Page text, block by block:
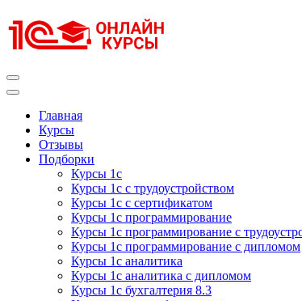
к
содержимому
Главная
Курсы
Отзывы
Подборки
Курсы 1с
Курсы 1с с трудоустройством
Курсы 1с с сертификатом
Курсы 1с программирование
Курсы 1с программирование с
Курсы 1с программирование с дипломом
Курсы 1с аналитика
Курсы 1с аналитика с дипломом
Курсы 1с бухгалтерия 8.3